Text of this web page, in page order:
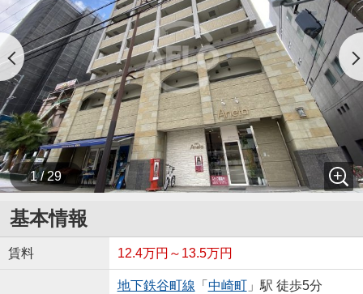
1 / 29
基本情報
賃料 12.4万円～13.5万円
地下鉄谷町線 「 中崎町」駅 徒歩5分